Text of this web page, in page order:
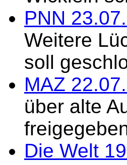
PNN
Weitere
soll
MAZ
über alte
Die Welt